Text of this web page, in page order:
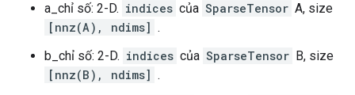
a_chỉ số: 2-D. indices của SparseTensor A, size
[nnz(A), ndims] .
b_chỉ số: 2-D. indices của SparseTensor B, size
[nnz(B), ndims] .